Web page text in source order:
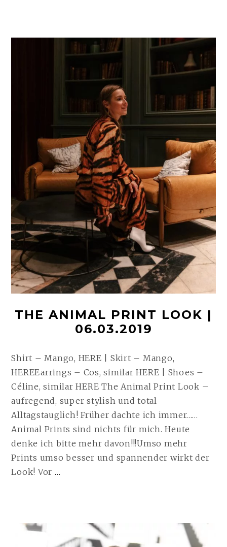
THE ANIMAL PRINT LOOK |
06.03.2019
Shirt – Mango, HERE | Skirt – Mango,
HEREEarrings – Cos, similar HERE | Shoes –
Céline, similar HERE The Animal Print Look –
aufregend, super stylish und total
Alltagstauglich! Früher dachte ich immer……
Animal Prints sind nichts für mich. Heute
denke ich bitte mehr davon!!!Umso mehr
Prints umso besser und spannender wirkt der
Look! Vor …
06.03.2019